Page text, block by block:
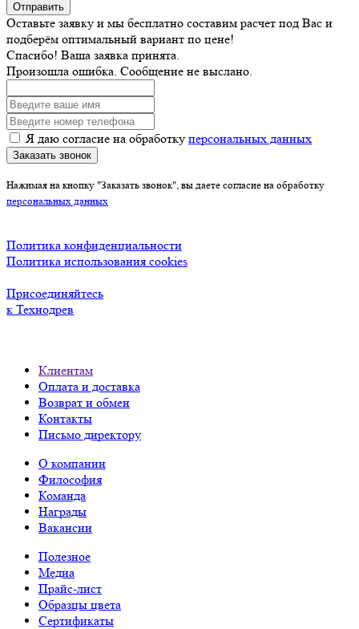
Отправить
Оставьте заявку и мы бесплатно составим расчет под Вас и
подберём оптимальный вариант по цене!
Спасибо! Ваша заявка принята.
Произошла ошибка. Сообщение не выслано.
Я даю согласие на обработку персональных данных
Заказать звонок
Нажимая на кнопку "Заказать звонок", вы даете согласие на обработку
персональных данных
Политика конфиденциальности
Политика использования cookies
Присоединяйтесь
к Технодрев
Клиентам
Оплата и доставка
Возврат и обмен
Контакты
Письмо директору
О компании
Философия
Команда
Награды
Вакансии
Полезное
Медиа
Прайс-лист
Образцы цвета
Сертификаты